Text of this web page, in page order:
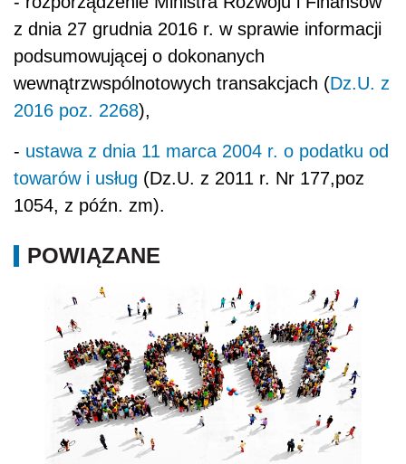
z dnia 27 grudnia 2016 r. w sprawie informacji
podsumowującej o dokonanych
wewnątrzwspólnotowych transakcjach (Dz.U. z
2016 poz. 2268),
- ustawa z dnia 11 marca 2004 r. o podatku od
towarów i usług (Dz.U. z 2011 r. Nr 177,poz
1054, z późn. zm).
POWIĄZANE